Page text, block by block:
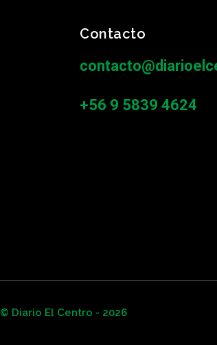
Contacto
+56 9 5839 4624
© Diario El Centro - 2026